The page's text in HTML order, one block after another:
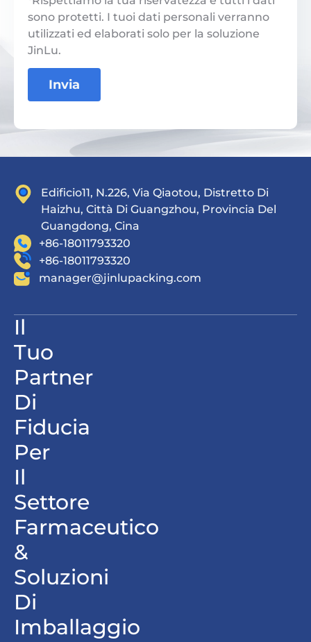
sono protetti. I tuoi dati personali verranno
utilizzati ed elaborati solo per la soluzione
JinLu.
Invia
Edificio11, N.226, Via Qiaotou, Distretto Di
Haizhu, Città Di Guangzhou, Provincia Del
Guangdong, Cina
+86-18011793320
+86-18011793320
manager@jinlupacking.com
Il
Tuo
Partner
Di
Fiducia
Per
Il
Settore
Farmaceutico
&
Soluzioni
Di
Imballaggio